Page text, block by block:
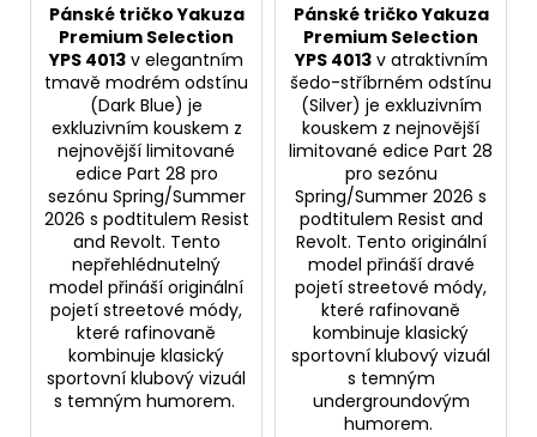
Pánské tričko Yakuza
Premium Selection
YPS 4013 v elegantním
tmavě modrém odstínu
(Dark Blue) je
exkluzivním kouskem z
nejnovější limitované
edice Part 28 pro
sezónu Spring/Summer
2026 s podtitulem Resist
and Revolt. Tento
nepřehlédnutelný
model přináší originální
pojetí streetové módy,
které rafinovaně
kombinuje klasický
sportovní klubový vizuál
s temným humorem.
Pánské tričko Yakuza
Premium Selection
YPS 4013v atraktivním
šedo-stříbrném odstínu
(Silver) je exkluzivním
kouskem z nejnovější
limitované edice Part 28
pro sezónu
Spring/Summer 2026 s
podtitulem Resist and
Revolt. Tento originální
model přináší dravé
pojetí streetové módy,
které rafinovaně
kombinuje klasický
sportovní klubový vizuál
s temným
undergroundovým
humorem.